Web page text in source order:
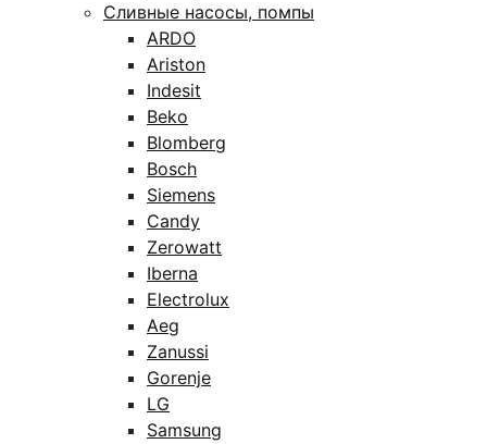
Сливные насосы, помпы
ARDO
Ariston
Indesit
Beko
Blomberg
Bosch
Siemens
Candy
Zerowatt
Iberna
Electrolux
Aeg
Zanussi
Gorenje
LG
Samsung